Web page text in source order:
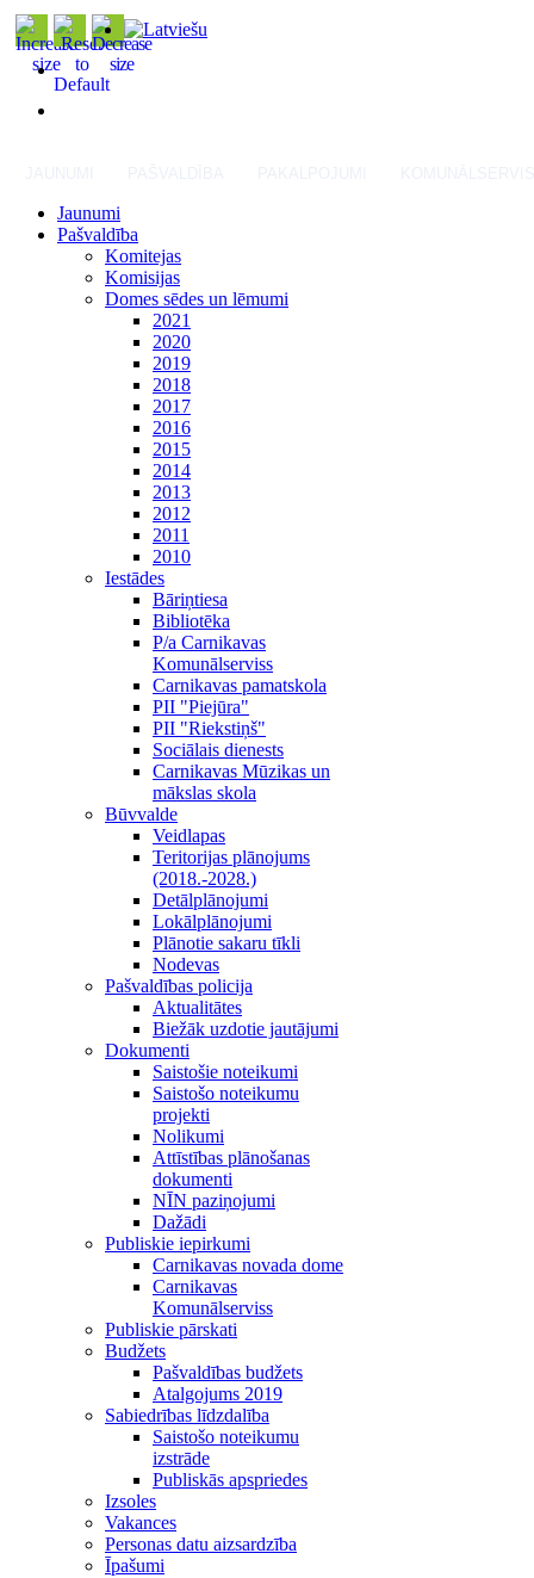
Jaunumi
Pašvaldība
Komitejas
Komisijas
Domes sēdes un lēmumi
2021
2020
2019
2018
2017
2016
2015
2014
2013
2012
2011
2010
Iestādes
Bāriņtiesa
Bibliotēka
P/a Carnikavas
Komunālserviss
Carnikavas pamatskola
PII "Piejūra"
PII "Riekstiņš"
Sociālais dienests
Carnikavas Mūzikas un
mākslas skola
Būvvalde
Veidlapas
Teritorijas plānojums
(2018.-2028.)
Detālplānojumi
Lokālplānojumi
Plānotie sakaru tīkli
Nodevas
Pašvaldības policija
Aktualitātes
Biežāk uzdotie jautājumi
Dokumenti
Saistošie noteikumi
Saistošo noteikumu
projekti
Nolikumi
Attīstības plānošanas
dokumenti
NĪN paziņojumi
Dažādi
Publiskie iepirkumi
Carnikavas novada dome
Carnikavas
Komunālserviss
Publiskie pārskati
Budžets
Pašvaldības budžets
Atalgojums 2019
Sabiedrības līdzdalība
Saistošo noteikumu
izstrāde
Publiskās apspriedes
Izsoles
Vakances
Personas datu aizsardzība
Īpašumi